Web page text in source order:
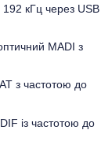
192 кГц через USB
MADI з
з частотою до
із частотою до